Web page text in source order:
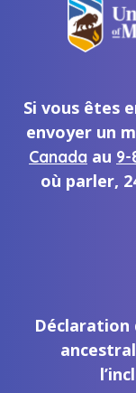
Si vous êtes
envoyer un
Canada au 9-
où parler,
Déclaration